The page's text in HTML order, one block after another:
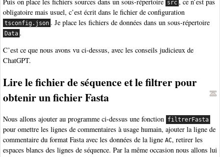
src
obligatoire mais usuel, c’est écrit dans le fichier de configuration
tsconfig.json . Je place les fichiers de données dans un sous-répertoire
Data .
C’est ce que nous avons vu ci-dessus, avec les conseils judicieux de
ChatGPT.
Lire le fichier de séquence et le filtrer pour
obtenir un fichier Fasta
Nous allons ajouter au programme ci-dessus une fonction filtrerFasta
pour omettre les lignes de commentaires à usage humain, ajouter la ligne de
commentaire du format Fasta avec les données de la ligne AC, retirer les
espaces blancs des lignes de séquence. Par la même occasion nous allons lui